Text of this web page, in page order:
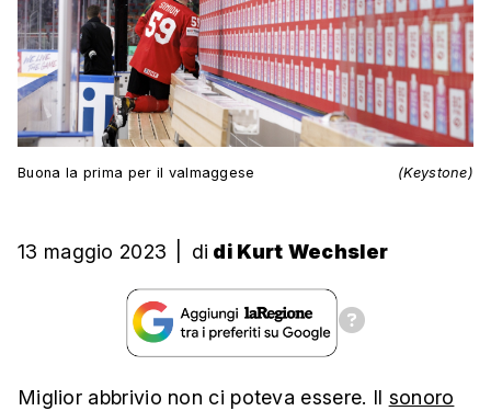
Buona la prima per il valmaggese (Keystone)
13 maggio 2023 di di Kurt Wechsler
Miglior abbrivio non ci poteva essere. Il sonoro